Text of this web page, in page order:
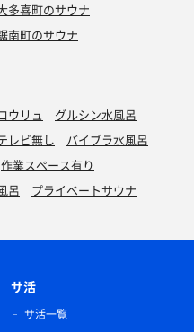
多喜町のサウナ
南町のサウナ
ウリュ
グルシン水風呂
レビ無し
バイブラ水風呂
作業スペース有り
呂 プライベートサウナ
サ活
サ活一覧